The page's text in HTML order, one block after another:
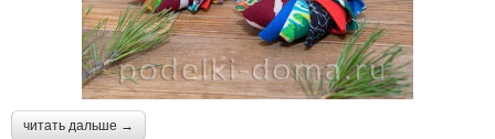
читать дальше →